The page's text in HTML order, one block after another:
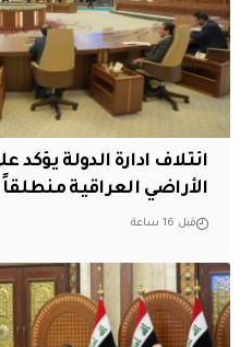
ائتلاف ادارة الدولة
الأراضي العراقية منطلقاً
قبل 16 ساعة